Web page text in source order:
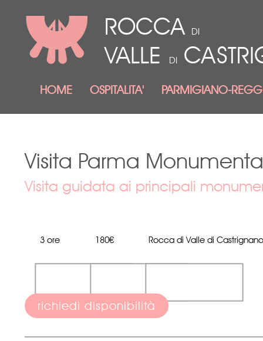
ROCCA DI
VALLE DI
HOME OSPITALITA' PARMIGIANO-
Visita Parma
Visita guidata ai principali
3 ore 180€ Rocca di Valle di Castrignano
richiedi disponibilità